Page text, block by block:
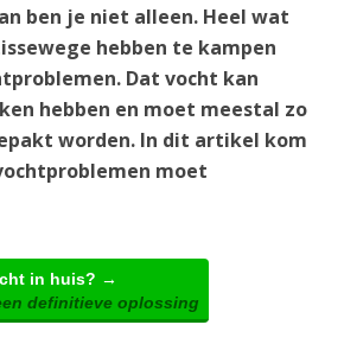
ben je niet alleen. Heel wat
hebben te kampen
Dat vocht kan
hebben en moet meestal zo
worden. In dit artikel kom
moet
in huis? →
definitieve oplossing